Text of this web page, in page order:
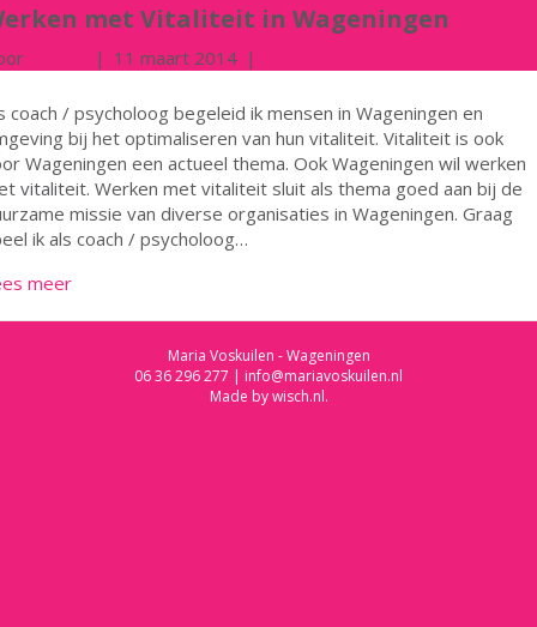
met Vitaliteit in Wageningen
| 11 maart 2014 |
coach / psycholoog begeleid ik mensen in Wageningen en
bij het optimaliseren van hun vitaliteit. Vitaliteit is ook
Wageningen een actueel thema. Ook Wageningen wil werken
vitaliteit. Werken met vitaliteit sluit als thema goed aan bij de
missie van diverse organisaties in Wageningen. Graag
ik als coach / psycholoog…
meer
Maria Voskuilen - Wageningen
06 36 296 277 | info@mariavoskuilen.nl
Made bywisch.nl.